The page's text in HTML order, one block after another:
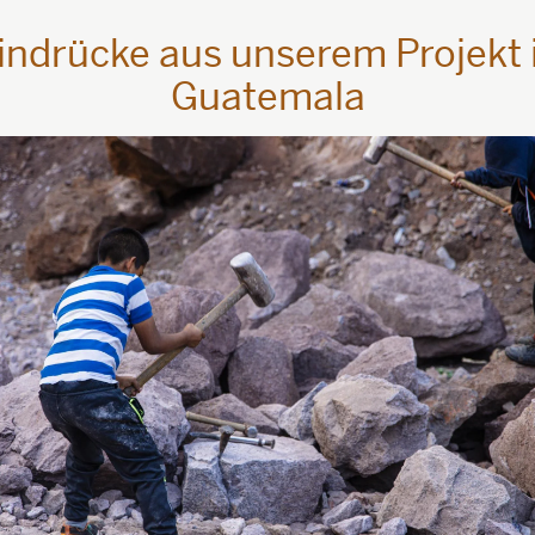
aus unserem Projekt
Guatemala